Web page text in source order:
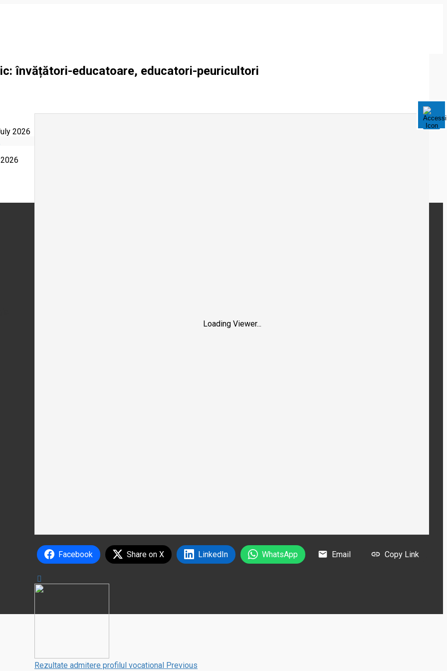
învățători-educatoare, educatori-peuricultori
Loading Viewer...
Facebook Share on X LinkedIn WhatsApp Email Copy Link
Rezultate admitere profilul vocational Previous
2026